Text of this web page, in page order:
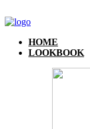
HOME
LOOKBOOK